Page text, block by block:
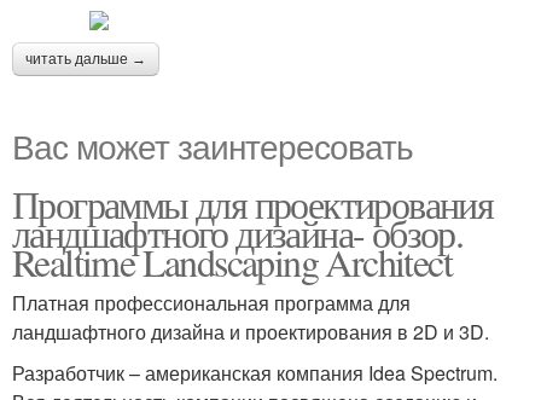
читать дальше →
Вас может заинтересовать
Программы для проектирования
ландшафтного дизайна- обзор.
Realtime Landscaping Architect
Платная профессиональная программа для
ландшафтного дизайна и проектирования в 2D и 3D.
Разработчик – американская компания Idea Spectrum.